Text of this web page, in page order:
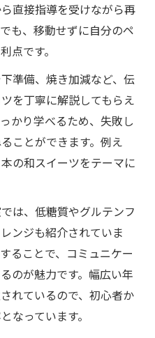
がるスイーツの世界
ングと教室の活用術
イーツ選び
ンラインお菓子教室で
なトラディショナルス
用でヘルシーな選択
室で話題のヘルシース
ツの選び方と楽しみ方
ショナルスイーツ特集
ンラインお菓子教室
直接指導を受けながら再
も、移動せずに自分のペ
点です。
準備、焼き加減など、伝
を丁寧に解説してもらえ
かり学べるため、失敗し
ことができます。例え
の和スイーツをテーマに
は、低糖質やグルテンフ
ンジも紹介されていま
ることで、コミュニケー
のが魅力です。幅広い年
れているので、初心者か
なっています。